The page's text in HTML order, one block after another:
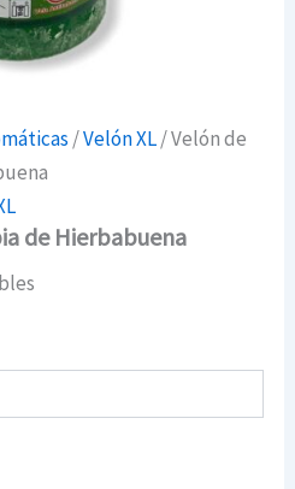
/Velón XL/ Velón de
de Hierbabuena